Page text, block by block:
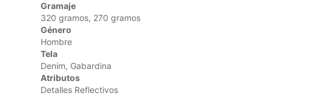
Gramaje
320 gramos, 270 gramos
Género
Hombre
Tela
Denim, Gabardina
Atributos
Detalles Reflectivos